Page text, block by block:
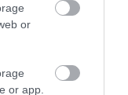
or
or app.
tartó, szélsőséges
elfogadhatatlan
most kezdődik.